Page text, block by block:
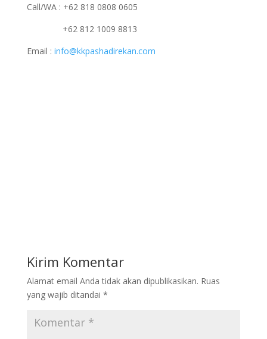
Call/WA : +62 818 0808 0605
+62 812 1009 8813
Email : info@kkpashadirekan.com
Kirim Komentar
Alamat email Anda tidak akan dipublikasikan. Ruas
yang wajib ditandai *